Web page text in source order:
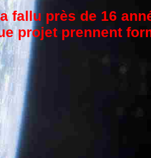
fallu près de 16
projet prennent